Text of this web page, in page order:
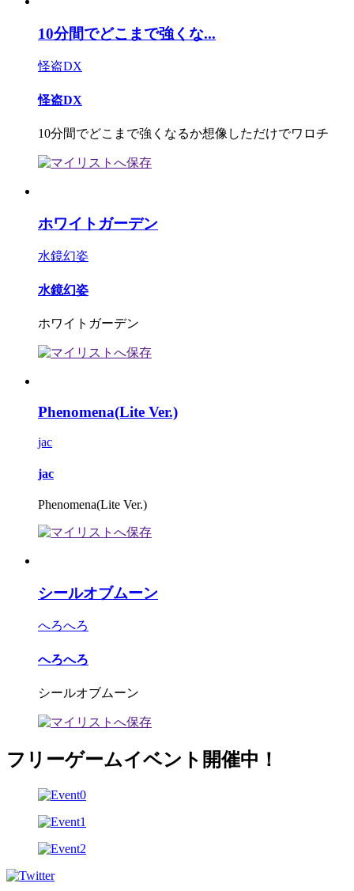
10分間でどこまで強くな...
怪盗DX
怪盗DX
10分間でどこまで強くなるか想像しただけでワロチ
ホワイトガーデン
水鏡幻姿
水鏡幻姿
ホワイトガーデン
Phenomena(Lite Ver.)
jac
jac
Phenomena(Lite Ver.)
シールオブムーン
へろへろ
へろへろ
シールオブムーン
フリーゲームイベント開催中！